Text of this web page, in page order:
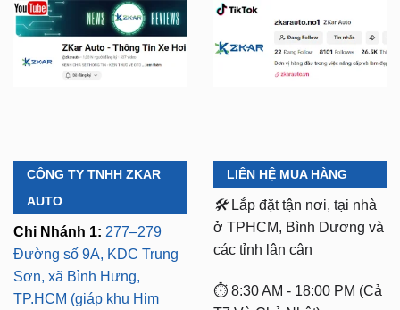
CÔNG TY TNHH ZKAR
AUTO
Chi Nhánh 1: 277–279
Đường số 9A, KDC Trung
Sơn, xã Bình Hưng,
TP.HCM (giáp khu Him
LIÊN HỆ MUA HÀNG
🛠️ Lắp đặt tận nơi, tại nhà
ở TPHCM, Bình Dương và
các tỉnh lân cận
⏱️ 8:30 AM - 18:00 PM (Cả